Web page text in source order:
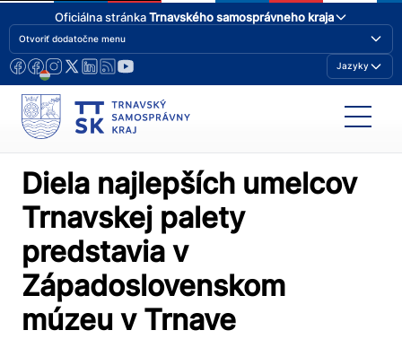
Oficiálna stránkaTrnavského samosprávneho kraja
Otvoriť dodatočne menu
Jazyky
Diela najlepších umelcov
Trnavskej palety
predstavia v
Západoslovenskom
múzeu v Trnave